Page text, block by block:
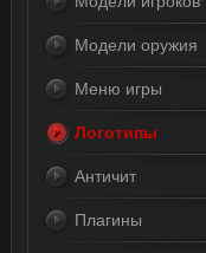
Модели оружия
Меню игры
Логотипы
Античит
Плагины